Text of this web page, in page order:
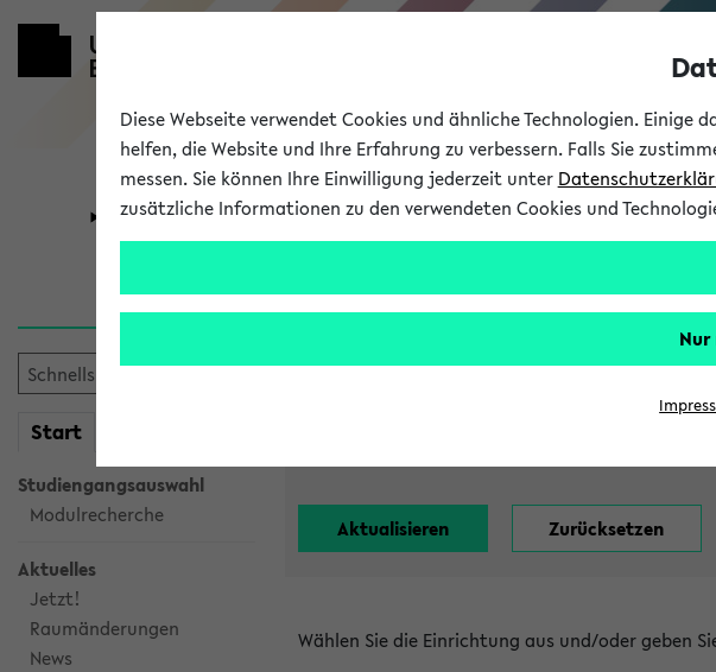
Universität Forschung Studium
Start
Studiengangsauswahl
Modulrecherche
Aktuelles
Jetzt!
Raumänderungen
News
Alle Lehrenden
Wählen Sie die Einrichtung aus und/oder geben
Diese Webseite verwendet Cookies und ähnliche Technologien.
helfen, die Website und Ihre Erfahrung zu verbessern. Falls Sie
messen. Sie können Ihre Einwilligung jederzeit unter
zusätzliche Informationen zu den verwendeten Cookies und
Nur